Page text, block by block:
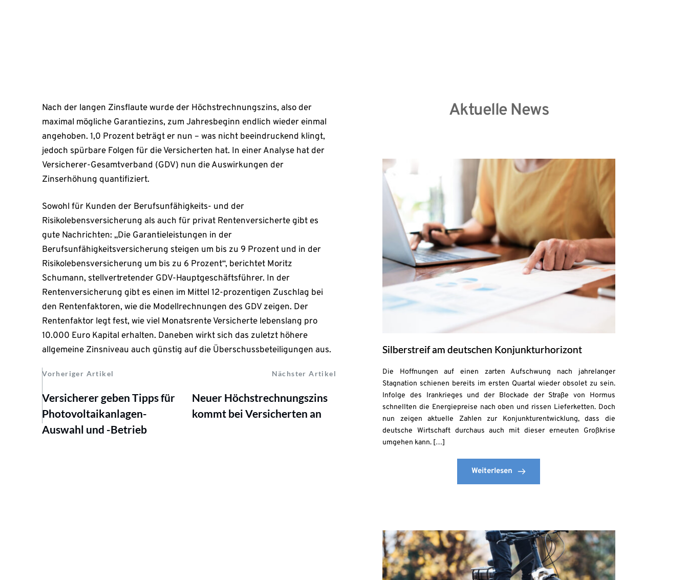
Nach der langen Zinsflaute wurde der Höchstrechnungszins, also der
maximal mögliche Garantiezins, zum Jahresbeginn endlich wieder einmal
angehoben. 1,0 Prozent beträgt er nun – was nicht beeindruckend klingt,
jedoch spürbare Folgen für die Versicherten hat. In einer Analyse hat der
Versicherer-Gesamtverband (GDV) nun die Auswirkungen der
Zinserhöhung quantifiziert.
Sowohl für Kunden der Berufsunfähigkeits- und der
Risikolebensversicherung als auch für privat Rentenversicherte gibt es
gute Nachrichten: „Die Garantieleistungen in der
Berufsunfähigkeitsversicherung steigen um bis zu 9 Prozent und in der
Risikolebensversicherung um bis zu 6 Prozent“, berichtet Moritz
Schumann, stellvertretender GDV-Hauptgeschäftsführer. In der
Rentenversicherung gibt es einen im Mittel 12-prozentigen Zuschlag bei
den Rentenfaktoren, wie die Modellrechnungen des GDV zeigen. Der
Rentenfaktor legt fest, wie viel Monatsrente Versicherte lebenslang pro
10.000 Euro Kapital erhalten. Daneben wirkt sich das zuletzt höhere
allgemeine Zinsniveau auch günstig auf die Überschussbeteiligungen aus.
Vorheriger Artikel Nächster Artikel
Versicherer geben Tipps für
Photovoltaikanlagen-
Auswahl und -Betrieb
Neuer Höchstrechnungszins
kommt bei Versicherten an
Aktuelle News
Silberstreif am deutschen Konjunkturhorizont
Die Hoffnungen auf einen zarten Aufschwung nach jahrelanger
Stagnation schienen bereits im ersten Quartal wieder obsolet zu sein.
Infolge des Irankrieges und der Blockade der Straße von Hormus
schnellten die Energiepreise nach oben und rissen Lieferketten. Doch
nun zeigen aktuelle Zahlen zur Konjunkturentwicklung, dass die
deutsche Wirtschaft durchaus auch mit dieser erneuten Großkrise
umgehen kann. […]
Weiterlesen